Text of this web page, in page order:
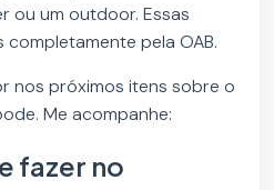
ou um outdoor. Essas
pela OAB.
nos próximos itens sobre o
Me acompanhe:
fazer no